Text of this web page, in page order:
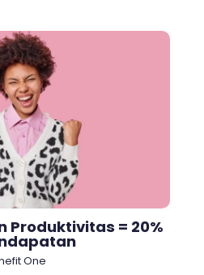
Produktivitas = 20%
One